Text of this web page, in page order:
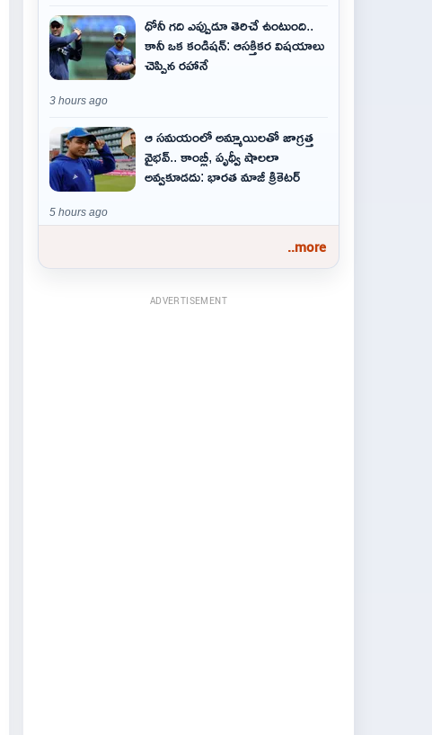
ధోనీ గది ఎప్పుడూ తెరిచే ఉంటుంది..
కానీ ఒక కండిషన్: ఆసక్తికర విషయాలు
చెప్పిన రహానే
3 hours ago
ఆ స‌మ‌యంలో అమ్మాయిల‌తో జాగ్ర‌త్త‌
వైభ‌వ్‌.. కాంబ్లీ, పృథ్వీ షాలలా
అవ్వ‌కూడ‌దు: భార‌త మాజీ క్రికెట‌ర్‌
5 hours ago
..more
ADVERTISEMENT